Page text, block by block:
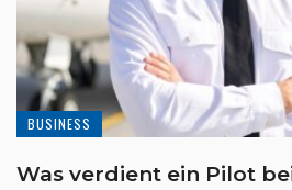
BUSINESS
Was verdient ein Pilot